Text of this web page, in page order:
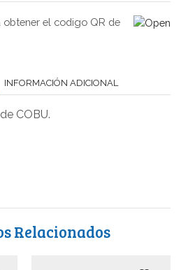
el codigo QR de
INFORMACIÓN ADICIONAL
COBU.
Relacionados